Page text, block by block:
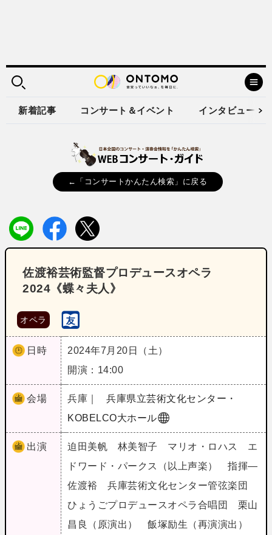
新着記事 コンサート＆イベント インタビュー
←「コンサートかんたん検索」に戻る
佐渡裕芸術監督プロデュースオペラ
2024《蝶々夫人》
オペラ
日時
2024年7月20日（土）
開演：14:00
会場 兵庫｜
兵庫県立芸術文化センター・
KOBELCO大ホール
出演
迫田美帆 林美智子 マリオ・ロハス エ
ドワード・パークス（以上声楽） 指揮―
佐渡裕 兵庫芸術文化センター管弦楽団
ひょうごプロデュースオペラ合唱団 栗山
昌良（原演出） 飯塚励生（再演演出）